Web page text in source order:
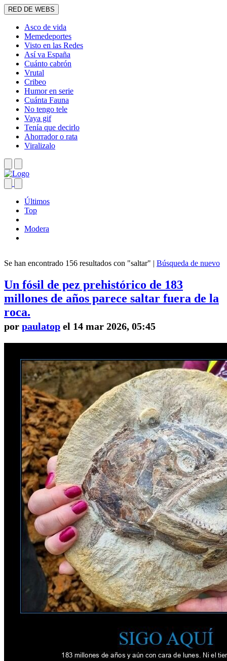
RED DE WEBS
Asco de vida
Memedeportes
Visto en las Redes
Así va España
Cuánto cabrón
Vrutal
Cribeo
Humor en serie
Cuánta Fauna
No tengo tele
Vaya gif
Tenía que decirlo
Ahorrador o rata
Viralizalo
Últimos
Top
Modera
Se han encontrado 156 resultados con "saltar" | Búsqueda de nuevo
Un fósil de pez prehistórico de 183
millones de años parece saltar fuera de la
roca.
por paulatop el 14 mar 2026, 05:45